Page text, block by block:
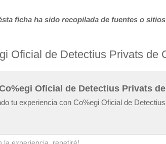
ficha ha sido recopilada de fuentes o
Oficial de Detectius Privats de
Oficial de Detectius Privats
tu experiencia con Co%egi Oficial de